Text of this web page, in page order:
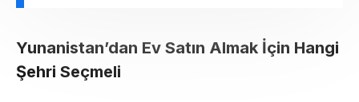
Yunanistan’dan Ev Satın Almak İçin Hangi
Şehri Seçmeli